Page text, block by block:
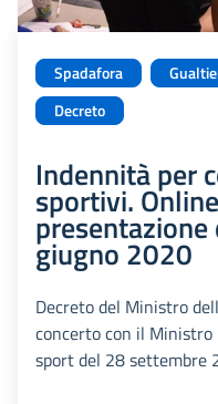
Spadafora
Decreto
Indennità per
sportivi.
giugno 2020
Decreto del Ministro
concerto con il
sport del 28 settembre